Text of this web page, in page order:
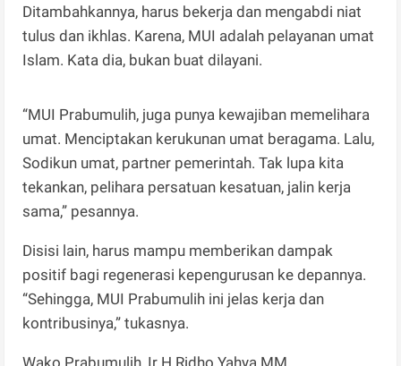
Ditambahkannya, harus bekerja dan mengabdi niat
tulus dan ikhlas. Karena, MUI adalah pelayanan umat
Islam. Kata dia, bukan buat dilayani.
“MUI Prabumulih, juga punya kewajiban memelihara
umat. Menciptakan kerukunan umat beragama. Lalu,
Sodikun umat, partner pemerintah. Tak lupa kita
tekankan, pelihara persatuan kesatuan, jalin kerja
sama,” pesannya.
Disisi lain, harus mampu memberikan dampak
positif bagi regenerasi kepengurusan ke depannya.
“Sehingga, MUI Prabumulih ini jelas kerja dan
kontribusinya,” tukasnya.
Wako Prabumulih, Ir H Ridho Yahya MM